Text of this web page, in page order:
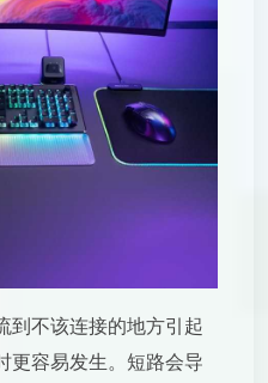
到不该连接的地方引起
更容易发生。短路会导